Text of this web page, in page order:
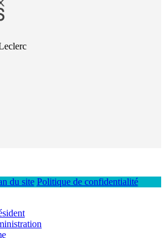
du site Politique de confidentialité